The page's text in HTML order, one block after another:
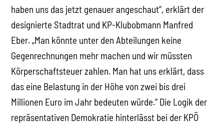
haben uns das jetzt genauer angeschaut“, erklärt der
designierte Stadtrat und KP-Klubobmann Manfred
Eber. „Man könnte unter den Abteilungen keine
Gegenrechnungen mehr machen und wir müssten
Körperschaftsteuer zahlen. Man hat uns erklärt, dass
das eine Belastung in der Höhe von zwei bis drei
Millionen Euro im Jahr bedeuten würde.“ Die Logik der
repräsentativen Demokratie hinterlässt bei der KPÖ